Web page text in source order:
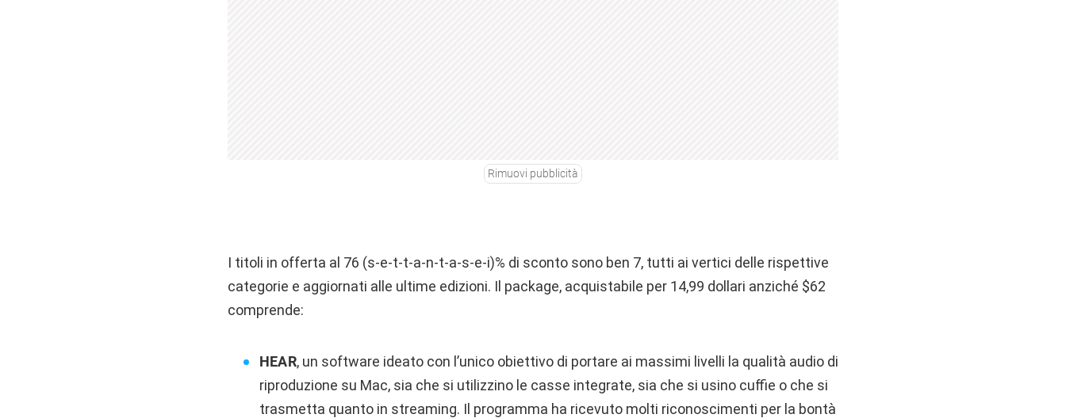
Rimuovi pubblicità
I titoli in offerta al 76 (s-e-t-t-a-n-t-a-s-e-i)% di sconto sono ben 7, tutti ai vertici delle rispettive
categorie e aggiornati alle ultime edizioni. Il package, acquistabile per 14,99 dollari anziché $62
comprende:
HEAR, un software ideato con l’unico obiettivo di portare ai massimi livelli la qualità audio di
riproduzione su Mac, sia che si utilizzino le casse integrate, sia che si usino cuffie o che si
trasmetta quanto in streaming. Il programma ha ricevuto molti riconoscimenti per la bontà